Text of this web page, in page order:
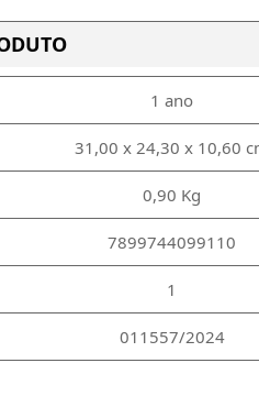
1 ano
31,00 x 24,30 x 10,60
0,90 Kg
7899744099110
1
011557/2024